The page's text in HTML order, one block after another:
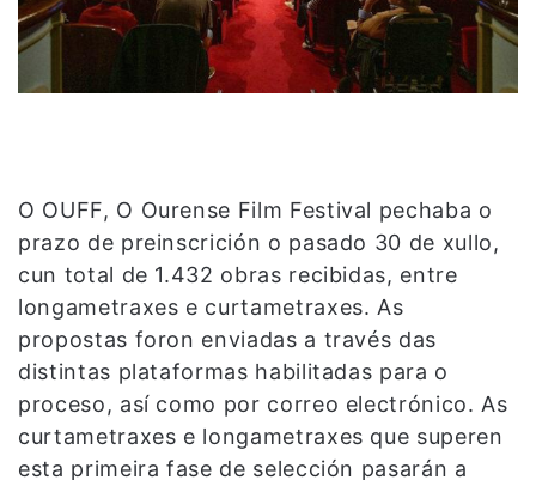
O OUFF, O Ourense Film Festival pechaba o
prazo de preinscrición o pasado 30 de xullo,
cun total de 1.432 obras recibidas, entre
longametraxes e curtametraxes. As
propostas foron enviadas a través das
distintas plataformas habilitadas para o
proceso, así como por correo electrónico. As
curtametraxes e longametraxes que superen
esta primeira fase de selección pasarán a